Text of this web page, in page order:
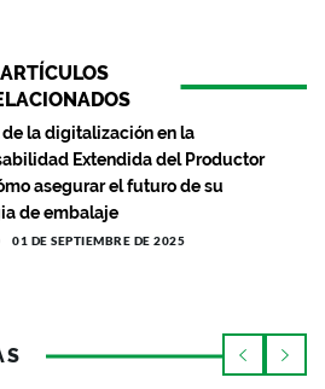
ARTÍCULOS
de la digitalización en la
Extendida del Productor
asegurar el futuro de su
de embalaje
01 DE SEPTIEMBRE DE 2025